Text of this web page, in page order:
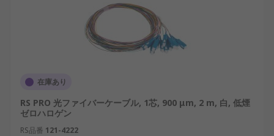
在庫あり
RS PRO 光ファイバーケーブル, 1芯, 900 μm, 2 m, 白, 低煙
ゼロハロゲン
RS品番 121-4222